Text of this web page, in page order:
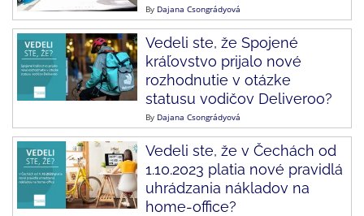
By Dajana Csongrádyová
Vedeli ste, že Spojené
kráľovstvo prijalo nové
rozhodnutie v otázke
statusu vodičov Deliveroo?
By Dajana Csongrádyová
Vedeli ste, že v Čechách od
1.10.2023 platia nové pravidlá
uhrádzania nákladov na
home-office?